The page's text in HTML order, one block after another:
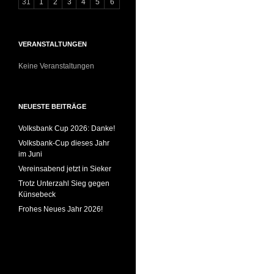
VERANSTALTUNGEN
Keine Veranstaltungen
NEUESTE BEITRÄGE
Volksbank Cup 2026: Danke!
Volksbank-Cup dieses Jahr
im Juni
Vereinsabend jetzt in Sieker
Trotz Unterzahl Sieg gegen
Künsebeck
Frohes Neues Jahr 2026!